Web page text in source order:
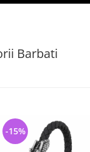
Barbati
-15%